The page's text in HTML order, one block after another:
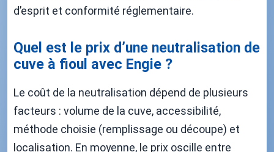
d’esprit et conformité réglementaire.
Quel est le prix d’une neutralisation de
cuve à fioul avec Engie ?
Le coût de la neutralisation dépend de plusieurs
facteurs : volume de la cuve, accessibilité,
méthode choisie (remplissage ou découpe) et
localisation. En moyenne, le prix oscille entre